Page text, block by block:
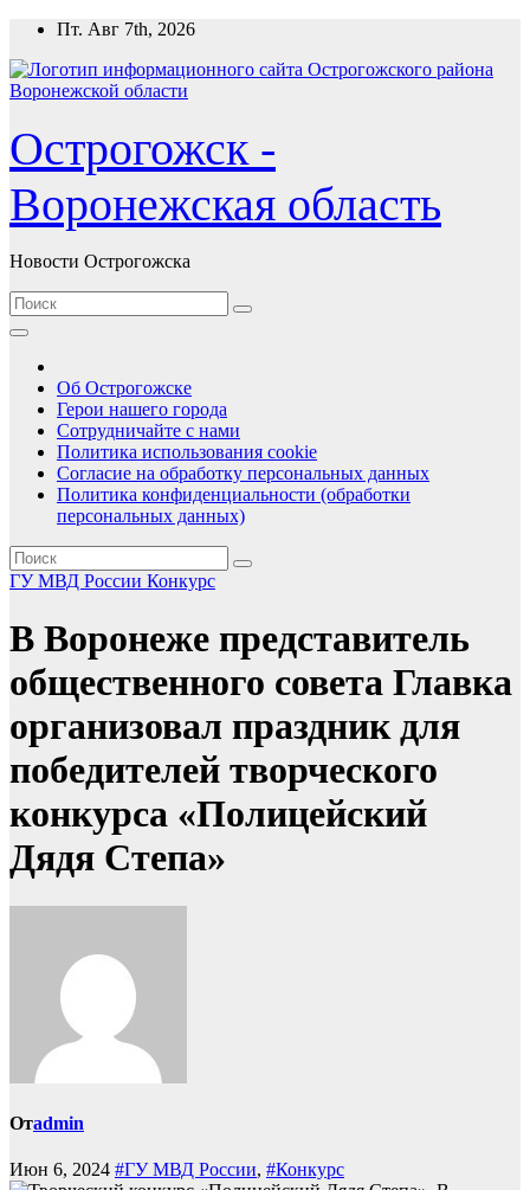
Перейти
содержимому
Пт. Авг 7th, 2026
Острогожск -
Воронежская область
Новости Острогожска
Об Острогожске
Герои нашего города
Сотрудничайте с нами
Политика использования cookie
Согласие на обработку персональных данных
Политика конфиденциальности (обработки
персональных данных)
ГУ МВД России Конкурс
В Воронеже представитель
общественного совета Главка
организовал праздник для
победителей творческого
конкурса «Полицейский
Дядя Степа»
Отadmin
Июн 6, 2024 #ГУ МВД России, #Конкурс